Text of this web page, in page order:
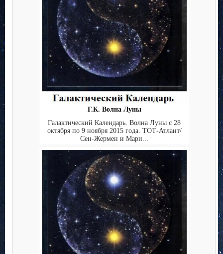
Г.К. Волна Луны
Галактический Календарь. Волна Луны с 28
октября по 9 ноября 2015 года. ТОТ-Атлант/
Сен-Жермен и Мари...